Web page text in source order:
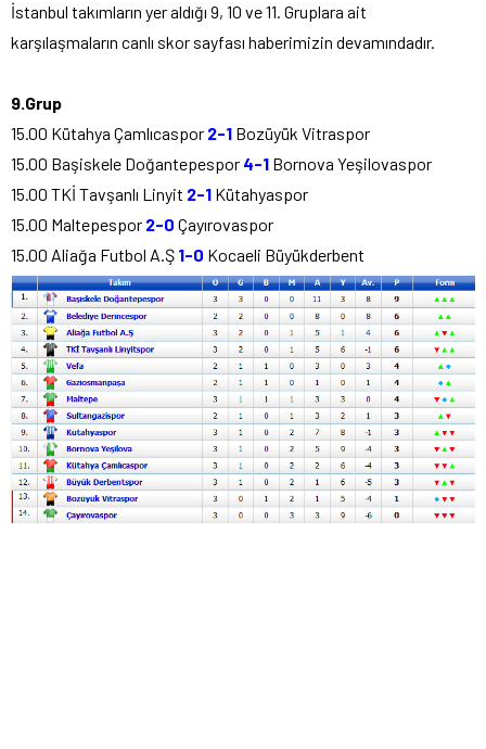
İstanbul takımların yer aldığı 9, 10 ve 11. Gruplara ait
karşılaşmaların canlı skor sayfası haberimizin devamındadır.
9.Grup
15.00 Kütahya Çamlıcaspor 2-1 Bozüyük Vitraspor
15.00 Başiskele Doğantepespor 4-1 Bornova Yeşilovaspor
15.00 TKİ Tavşanlı Linyit 2-1 Kütahyaspor
15.00 Maltepespor 2-0 Çayırovaspor
15.00 Aliağa Futbol A.Ş 1-0 Kocaeli Büyükderbent